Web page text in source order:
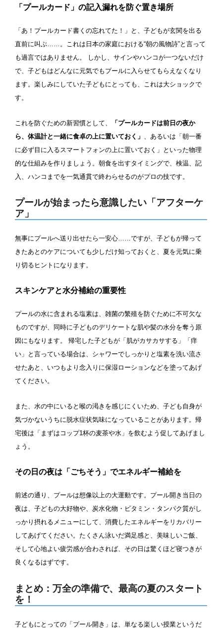
「プールカード」の記入漏れを防ぐ置き場所
「あ！プールカード書くの忘れてた！」と、子どもが玄関を出る
直前に叫ぶ……。これは日本の家庭における“朝の風物詩”と言って
も過言ではありません。 しかし、サインやハンコが一つないだけ
で、子どもはどんなに元気でもプールに入らせてもらえなくなり
ます。楽しみにしていた子どもにとっても、これは大ショックで
す。
これを防ぐための新習慣として、
「プールカードは前日の夜か
ら、体温計と一緒に食卓の上に置いておく」
、あるいは「朝一番
に必ず目に入るスマートフォンの上に置いておく」といった物理
的な仕組みを作りましょう。朝食を出すタイミングで、検温、記
入、ハンコまでを一気通貫で終わらせるのがプロの技です。
プールが始まったら意識したい「アフターケ
ア」
無事にプールへ送り出せたら一安心……ですが、子どもが帰って
きたあとのケアについても少しだけ知っておくと、夏を元気に乗
り切るヒントになります。
スキンケアと水分補給の重要性
プールの水に含まれる塩素は、雑菌の繁殖を防ぐために不可欠な
ものですが、同時に子どものデリケートな肌や髪の水分を奪う原
因にもなります。 帰宅した子どもが「肌がカサカサする」「痒
い」と言っている場合は、シャワーでしっかりと塩素を洗い流さ
せたあと、いつもより念入りに保湿ローションなどを塗ってあげ
てください。
また、水の中にいると喉の渇きを感じにくいため、子ども自身が
気づかないうちに脱水症状気味になっていることがあります。帰
宅後は「まずはコップ1杯の麦茶や水」を飲むよう促してあげまし
ょう。
その日の夜は「ごちそう」でエネルギー補給を
前述の通り、プールは想像以上の大運動です。プール開き当日の
夜は、子どもの大好物や、炭水化物・ビタミン・タンパク質がし
っかり摂れるメニューにして、消費したエネルギーをリカバリー
してあげてください。たくさん泳いだ満足感と、美味しいご飯、
そして心地よい疲労感が合わされば、その日は驚くほど寝つきが
良くなるはずです。
まとめ：万全の準備で、最高の夏のスタート
を！
子どもにとっての「プール開き」は、単なる楽しい授業というだ
浮き輪類 水泳帽、ゴーグル
施設利用
都度利用可能 会員制
プール情報
プール情報募集中